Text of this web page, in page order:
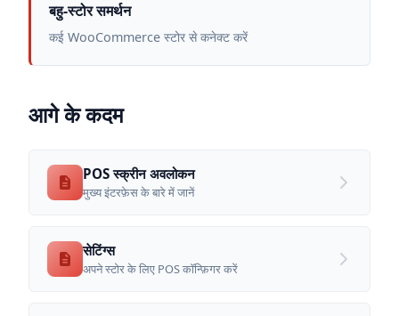
बहु-स्टोर समर्थन
कई WooCommerce स्टोर से कनेक्ट करें
आगे के कदम
POS स्क्रीन अवलोकन
मुख्य इंटरफ़ेस के बारे में जानें
सेटिंग्स
अपने स्टोर के लिए POS कॉन्फ़िगर करें